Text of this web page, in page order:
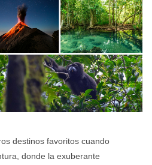
destinos favoritos cuando
donde la exuberante